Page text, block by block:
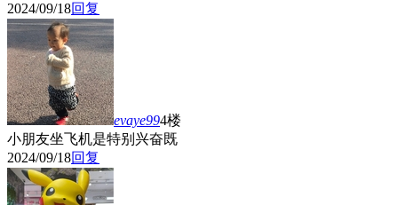
2024/09/18回复
evaye994楼
小朋友坐飞机是特别兴奋既
2024/09/18回复